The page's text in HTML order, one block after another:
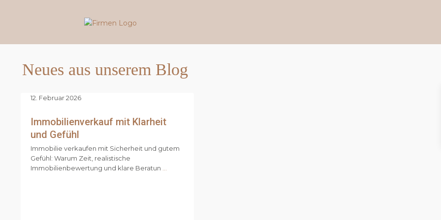
Neues aus unserem Blog
Immobilienverkauf mit Klarheit
und Gefühl
12. Februar 2026
Immobilie verkaufen mit Sicherheit und gutem
Gefühl: Warum Zeit, realistische
Immobilienbewertung und klare Beratun